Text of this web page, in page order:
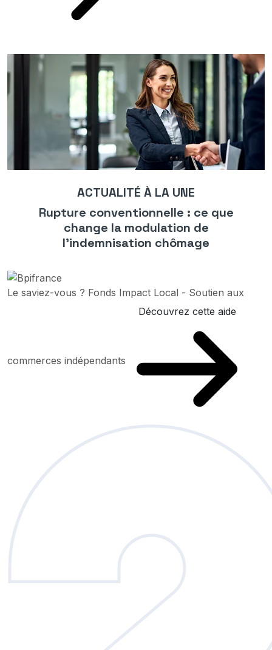
ACTUALITÉ À LA UNE
Rupture conventionnelle : ce que
change la modulation de
l’indemnisation chômage
Le saviez-vous ? Fonds Impact Local - Soutien aux
commerces indépendants
Découvrez cette aide